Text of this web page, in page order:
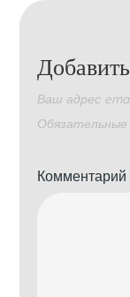
Ваш адрес
Обязательные
Комментарий